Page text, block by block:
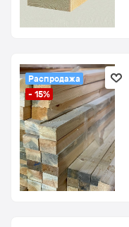
Распродажа
- 15%